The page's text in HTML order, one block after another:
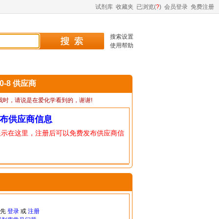
试剂库 收藏夹 已浏览(?) 会员登录 免费注册
搜索设置
使用帮助
8 供应商
时，请说是在爱化学看到的，谢谢!
供应商信息
在这里，注册后可以免费发布供应商信
登录或 注册